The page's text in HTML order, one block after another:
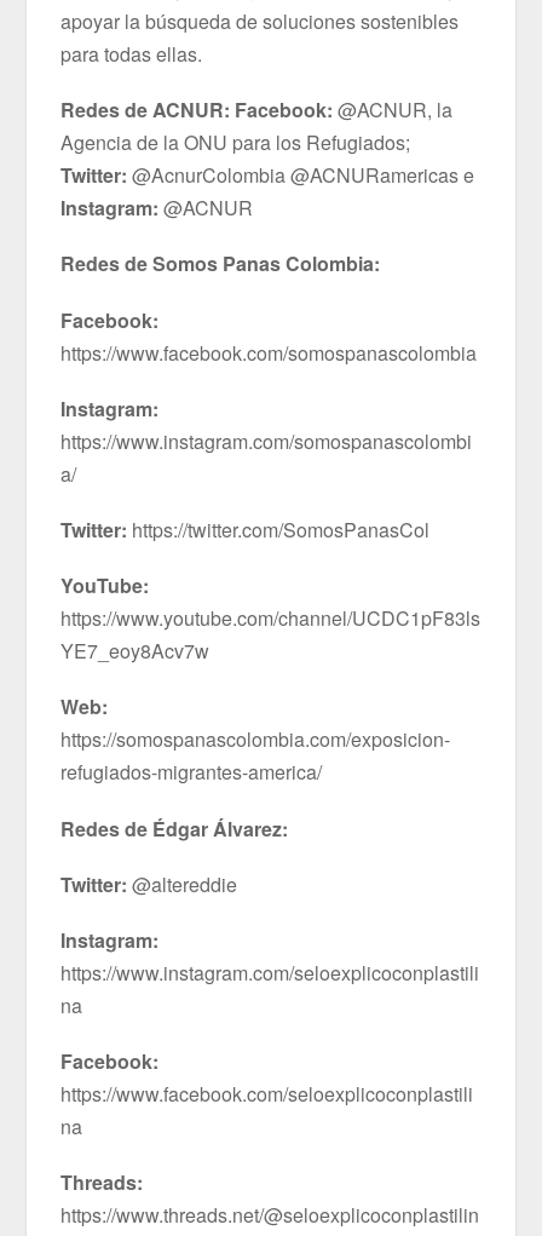
apoyar la búsqueda de soluciones sostenibles
para todas ellas.
Redes de ACNUR: Facebook: @ACNUR, la
Agencia de la ONU para los Refugiados;
Twitter: @AcnurColombia @ACNURamericas e
Instagram: @ACNUR
Redes de Somos Panas Colombia:
Facebook:
https://www.facebook.com/somospanascolombia
Instagram:
https://www.instagram.com/somospanascolombi
a/
Twitter: https://twitter.com/SomosPanasCol
YouTube:
https://www.youtube.com/channel/UCDC1pF83ls
YE7_eoy8Acv7w
Web:
https://somospanascolombia.com/exposicion-
refugiados-migrantes-america/
Redes de Édgar Álvarez:
Twitter: @altereddie
Instagram:
https://www.instagram.com/seloexplicoconplastili
na
Facebook:
https://www.facebook.com/seloexplicoconplastili
na
Threads:
https://www.threads.net/@seloexplicoconplastilin